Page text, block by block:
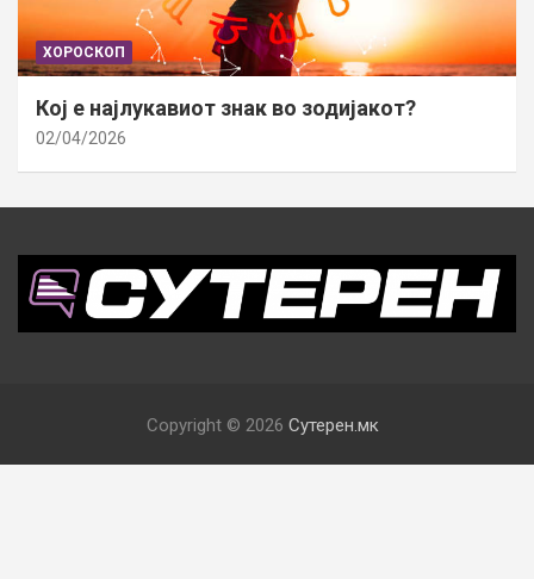
ХОРОСКОП
Кој е најлукавиот знак во зодијакот?
02/04/2026
Copyright © 2026 Сутерен.мк